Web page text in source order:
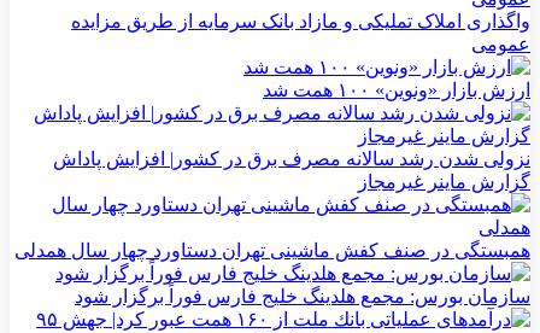
واگذاری املاک تملیکی و مازاد بانک سرمایه از طریق مزایده
عمومی
ارزش بازار «ونوین» ۱۰۰ همت شد
نزولی شدن رشد سالانه مصرف برق در کشور| افزایش پاداش
گزارش ماینر غیرمجاز
همبستگی در صنف کفش ماشینی تهران دستاورد چهار سال همدلی
سازمان بورس: مجمع هلدینگ خلیج فارس فوراً برگزار شود